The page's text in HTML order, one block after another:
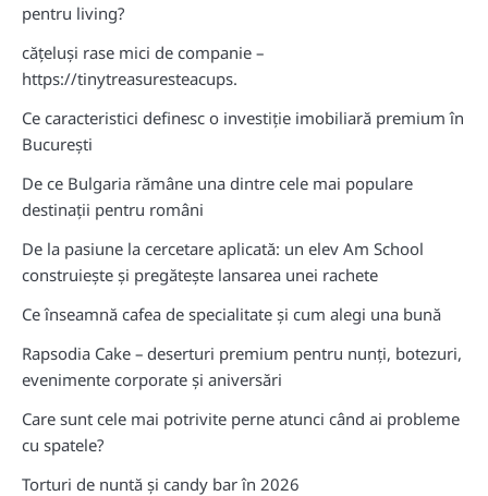
pentru living?
cățeluși rase mici de companie –
https://tinytreasuresteacups.
Ce caracteristici definesc o investiție imobiliară premium în
București
De ce Bulgaria rămâne una dintre cele mai populare
destinații pentru români
De la pasiune la cercetare aplicată: un elev Am School
construiește și pregătește lansarea unei rachete
Ce înseamnă cafea de specialitate și cum alegi una bună
Rapsodia Cake – deserturi premium pentru nunți, botezuri,
evenimente corporate și aniversări
Care sunt cele mai potrivite perne atunci când ai probleme
cu spatele?
Torturi de nuntă și candy bar în 2026